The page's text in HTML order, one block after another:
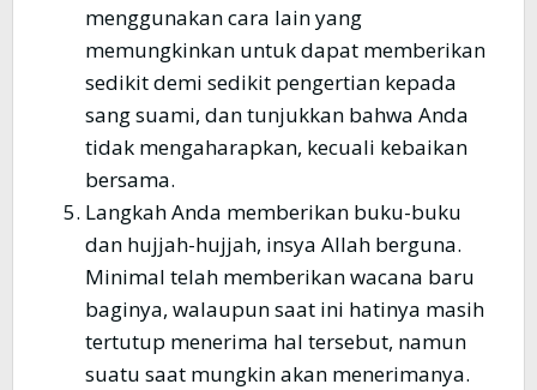
menggunakan cara lain yang
memungkinkan untuk dapat memberikan
sedikit demi sedikit pengertian kepada
sang suami, dan tunjukkan bahwa Anda
tidak mengaharapkan, kecuali kebaikan
bersama.
Langkah Anda memberikan buku-buku
dan hujjah-hujjah, insya Allah berguna.
Minimal telah memberikan wacana baru
baginya, walaupun saat ini hatinya masih
tertutup menerima hal tersebut, namun
suatu saat mungkin akan menerimanya.